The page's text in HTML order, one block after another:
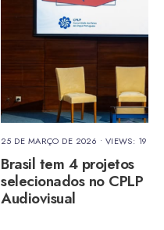
25 DE MARÇO DE 2026 • VIEWS: 19
Brasil tem 4 projetos
selecionados no CPLP
Audiovisual